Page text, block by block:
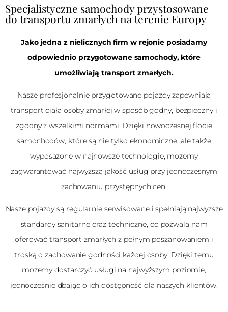
Specjalistyczne samochody przystosowane
do transportu zmarłych na terenie Europy
Jako jedna z nielicznych firm w rejonie posiadamy
odpowiednio przygotowane samochody, które
umożliwiają transport zmarłych.
Nasze profesjonalnie przygotowane pojazdy zapewniają
transport ciała osoby zmarłej w sposób godny, bezpieczny i
zgodny z wszelkimi normami. Dzięki nowoczesnej flocie
samochodów, które są nie tylko ekonomiczne, ale także
wyposażone w najnowsze technologie, możemy
zagwarantować najwyższą jakość usług przy jednoczesnym
zachowaniu przystępnych cen.
Nasze pojazdy są regularnie serwisowane i spełniają najwyższe
standardy sanitarne oraz techniczne, co pozwala nam
oferować transport zmarłych z pełnym poszanowaniem i
troską o zachowanie godności każdej osoby. Dzięki temu
możemy dostarczyć usługi na najwyższym poziomie,
jednocześnie dbając o ich dostępność dla naszych klientów.